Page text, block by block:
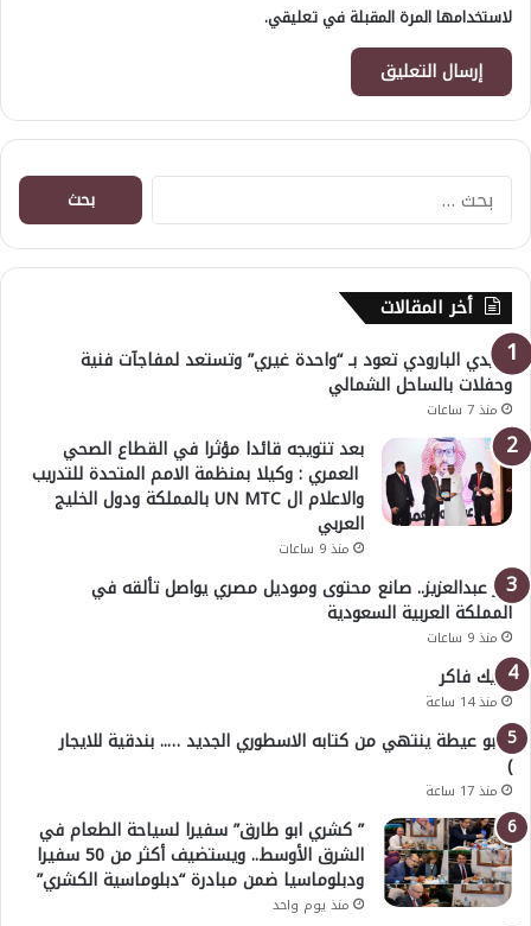
لاستخدامها المرة المقبلة في تعليقي.
البحث
عن:
أخر المقالات
هايدي البارودي تعود بـ “واحدة غيري” وتستعد لمفاجآت فنية
وحفلات بالساحل الشمالي
منذ 7 ساعات
بعد تتويجه قائدا مؤثرا في القطاع الصحي
العمري : وكيلا بمنظمة الامم المتحدة للتدريب
والاعلام ال UN MTC بالمملكة ودول الخليج
العربي
منذ 9 ساعات
بدر عبدالعزيز.. صانع محتوى وموديل مصري يواصل تألقه في
المملكة العربية السعودية
منذ 9 ساعات
خليك فاكر
منذ 14 ساعة
( أبو عيطة ينتهي من كتابه الاسطوري الجديد ….. بندقية للايجار
)
منذ 17 ساعة
” كشري ابو طارق” سفيرا لسياحة الطعام في
الشرق الأوسط.. ويستضيف أكثر من 50 سفيرا
ودبلوماسيا ضمن مبادرة “دبلوماسية الكشري”
منذ يوم واحد